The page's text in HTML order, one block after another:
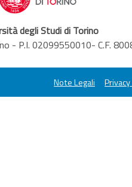
degli Studi di Torino
- P.I. 02099550010- C.F.
Note Legali